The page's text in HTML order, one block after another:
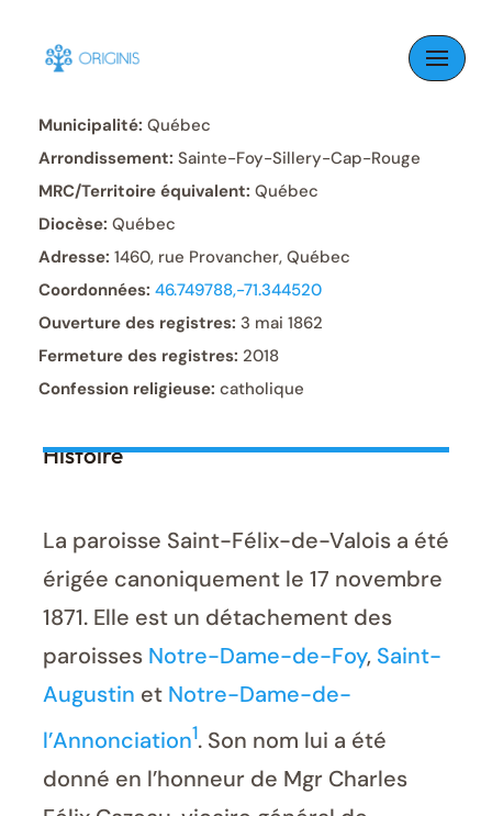
Skip
Municipalité: Québec
Arrondissement: Sainte-Foy-Sillery-Cap-Rouge
MRC/Territoire équivalent: Québec
Diocèse: Québec
Adresse: 1460, rue Provancher, Québec
Coordonnées: 46.749788,-71.344520
Ouverture des registres: 3 mai 1862
Fermeture des registres: 2018
Confession religieuse: catholique
Histoire
La paroisse Saint-Félix-de-Valois a été
érigée canoniquement le 17 novembre
1871. Elle est un détachement des
paroisses Notre-Dame-de-Foy, Saint-
Augustin et Notre-Dame-de-
l’Annonciation1. Son nom lui a été
donné en l’honneur de Mgr Charles